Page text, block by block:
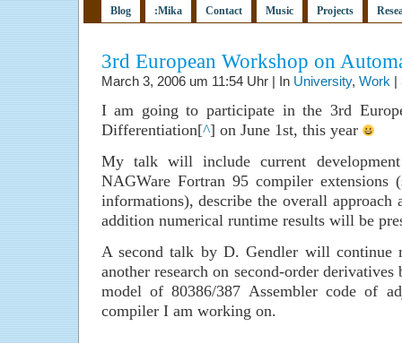
Blog :Mika Contact Music Projects
3rd European Workshop on
March 3, 2006 um 11:54 Uhr | In University, Work |
I am going to participate in the 3rd
Differentiation[^] on June 1st, this year
My talk will include current
NAGWare Fortran 95 compiler extensions
informations), describe the overall approach
addition numerical runtime results will be
A second talk by D. Gendler will continue
another research on second-order
model of 80386/387 Assembler code of
compiler I am working on.